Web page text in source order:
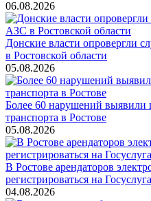
06.08.2026
Донские власти опровергли
в Ростовской области
05.08.2026
Более 60 нарушений выявили
транспорта в Ростове
05.08.2026
В Ростове арендаторов
регистрироваться на
04.08.2026